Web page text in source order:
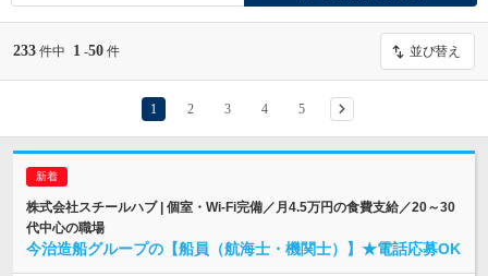
233 件中 1 -50 件 並び替え
1 2 3 4 5
株式会社スチールハブ | 個室・Wi-Fi完備／月4.5万円の食費支給／20～30
代中心の職場
今治造船グループの【船員（航海士・機関士）】★電話応募OK